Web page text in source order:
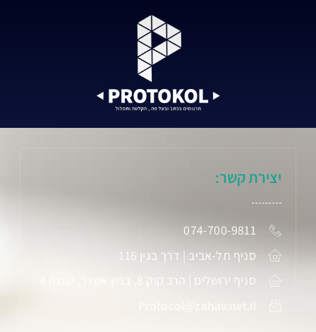
יצירת קשר:
074-700-9811
סניף תל-אביב | דרך בגין 116
סניף ירושלים | הרב קוק 8, בניין אשדר, קומה 4
Protocol@zahav.net.il